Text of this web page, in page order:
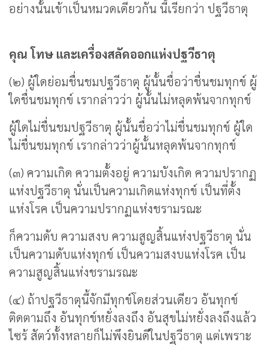
อย่างนั้นเข้าเป็นหมวดเดียวกัน นี้เรียกว่า ปฐวีธาตุ
คุณ โทษ และเครื่องสลัดออกแห่งปฐวีธาตุ
(๒) ผู้ใดย่อมชื่นชมปฐวีธาตุ ผู้นั้นชื่อว่าชื่นชมทุกข์ ผู้
ใดชื่นชมทุกข์ เรากล่าวว่า ผู้นั้นไม่หลุดพ้นจากทุกข์
ผู้ใดไม่ชื่นชมปฐวีธาตุ ผู้นั้นชื่อว่าไม่ชื่นชมทุกข์ ผู้ใด
ไม่ชื่นชมทุกข์ เรากล่าวว่าผู้นั้นหลุดพ้นจากทุกข์
(๓) ความเกิด ความตั้งอยู่ ความบังเกิด ความปรากฏ
แห่งปฐวีธาตุ นั่นเป็นความเกิดแห่งทุกข์ เป็นที่ตั้ง
แห่งโรค เป็นความปรากฏแห่งชรามรณะ
ก็ความดับ ความสงบ ความสูญสิ้นแห่งปฐวีธาตุ นั่น
เป็นความดับแห่งทุกข์ เป็นความสงบแห่งโรค เป็น
ความสูญสิ้นแห่งชรามรณะ
(๔) ถ้าปฐวีธาตุนี้จักมีทุกข์โดยส่วนเดียว อันทุกข์
ติดตามถึง อันทุกข์หยั่งลงถึง อันสุขไม่หยั่งลงถึงแล้ว
ไซร้ สัตว์ทั้งหลายก็ไม่พึงยินดีในปฐวีธาตุ แต่เพราะ